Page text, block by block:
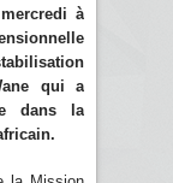
à
qui a
dans la